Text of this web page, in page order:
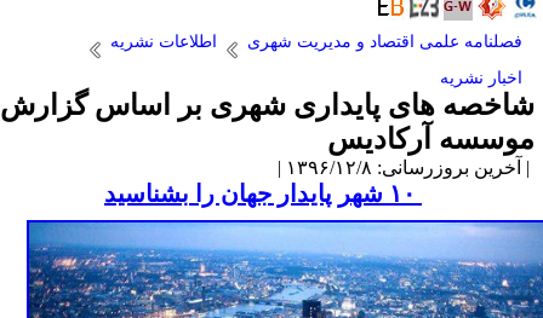
فصلنامه علمی اقتصاد و مدیریت شهری
اطلاعات نشریه
اخبار نشریه
های پایداری شهری بر اساس گزارش
آرکادیس
بروزرسانی: ۱۳۹۶/۱۲/۸ |